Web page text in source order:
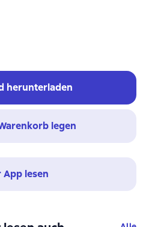
herunterladen
legen
App lesen